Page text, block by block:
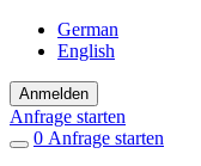
German
English
Anmelden
Anfrage starten
0 Einträge
Anfrage starten